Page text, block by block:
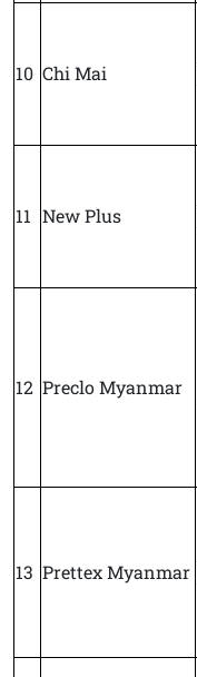
10 Chi Mai
11 New Plus
12 Preclo Myanmar
13 Prettex Myanmar